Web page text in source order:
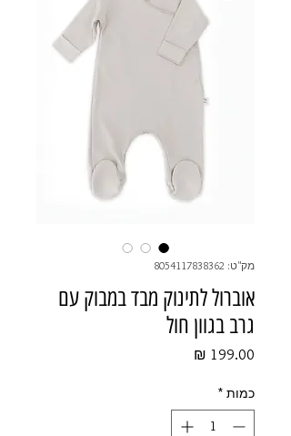
מק"ט: 8054117838362
אוברול לתינוק מבד במבוק עם
גרב בגוון חול
כמות *